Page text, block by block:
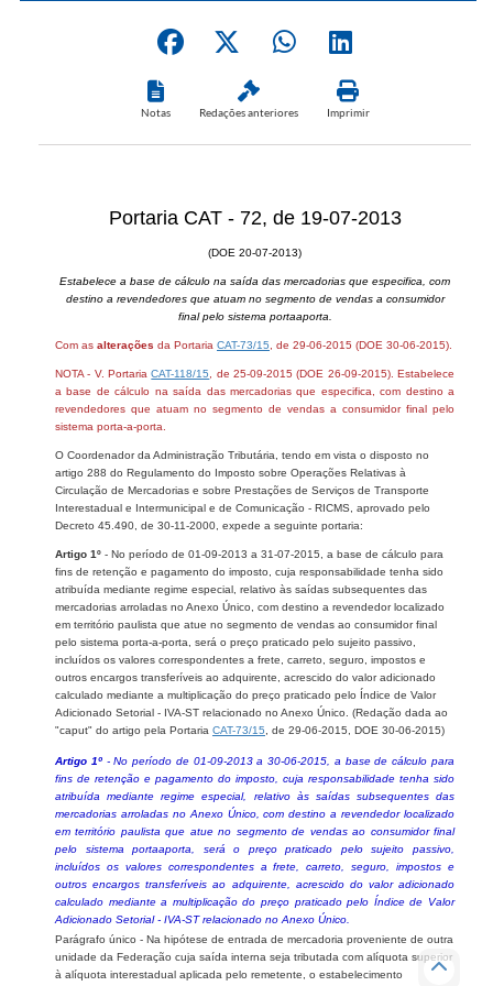
Notas Redações anteriores Imprimir
Portaria CAT - 72, de 19-07-2013
(DOE 20-07-2013)
Estabelece a base de cálculo na saída das mercadorias que especifica, com
destino a revendedores que atuam no segmento de vendas a consumidor
final pelo sistema portaaporta.
Com as alterações da Portaria CAT-73/15 , de 29-06-2015 (DOE 30-06-2015).
NOTA - V. PortariaCAT-118/15
, de 25-09-2015 (DOE 26-09-2015). Estabelece
a base de cálculo na saída das mercadorias que especifica, com destino a
revendedores que atuam no segmento de vendas a consumidor final pelo
sistema porta-a-porta.
O Coordenador da Administração Tributária, tendo em vista o disposto no
artigo 288 do Regulamento do Imposto sobre Operações Relativas à
Circulação de Mercadorias e sobre Prestações de Serviços de Transporte
Interestadual e Intermunicipal e de Comunicação - RICMS, aprovado pelo
Decreto 45.490, de 30-11-2000, expede a seguinte portaria:
Artigo 1º - No período de 01-09-2013 a 31-07-2015, a base de cálculo para
fins de retenção e pagamento do imposto, cuja responsabilidade tenha sido
atribuída mediante regime especial, relativo às saídas subsequentes das
mercadorias arroladas no Anexo Único, com destino a revendedor localizado
em território paulista que atue no segmento de vendas ao consumidor final
pelo sistema porta-a-porta, será o preço praticado pelo sujeito passivo,
incluídos os valores correspondentes a frete, carreto, seguro, impostos e
outros encargos transferíveis ao adquirente, acrescido do valor adicionado
calculado mediante a multiplicação do preço praticado pelo Índice de Valor
Adicionado Setorial - IVA-ST relacionado no Anexo Único. (Redação dada ao
"caput" do artigo pela Portaria CAT-73/15 , de 29-06-2015, DOE 30-06-2015)
Artigo 1º - No período de 01-09-2013 a 30-06-2015, a base de cálculo para
fins de retenção e pagamento do imposto, cuja responsabilidade tenha sido
atribuída mediante regime especial, relativo às saídas subsequentes das
mercadorias arroladas no Anexo Único, com destino a revendedor localizado
em território paulista que atue no segmento de vendas ao consumidor final
pelo sistema portaaporta, será o preço praticado pelo sujeito passivo,
incluídos os valores correspondentes a frete, carreto, seguro, impostos e
outros encargos transferíveis ao adquirente, acrescido do valor adicionado
calculado mediante a multiplicação do preço praticado pelo Índice de Valor
Adicionado Setorial - IVA-ST relacionado no Anexo Único.
Parágrafo único - Na hipótese de entrada de mercadoria proveniente de outra
unidade da Federação cuja saída interna seja tributada com alíquota superior
à alíquota interestadual aplicada pelo remetente, o estabelecimento